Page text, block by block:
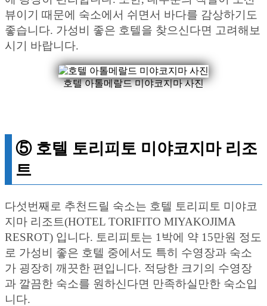
뷰이기 때문에 숙소에서 쉬면서 바다를 감상하기도
좋습니다. 가성비 좋은 호텔을 찾으신다면 고려해보
시기 바랍니다.
호텔 아톨메랄드 미야코지마 사진
⑤ 호텔 토리피토 미야코지마 리조
트
다섯번째로 추천드릴 숙소는 호텔 토리피토 미야코
지마 리조트(HOTEL TORIFITO MIYAKOJIMA
RESROT) 입니다. 토리피토는 1박에 약 15만원 정도
로 가성비 좋은 호텔 중에서도 특히 수영장과 숙소
가 굉장히 깨끗한 편입니다. 적당한 크기의 수영장
과 깔끔한 숙소를 원하신다면 만족하실만한 숙소입
니다.